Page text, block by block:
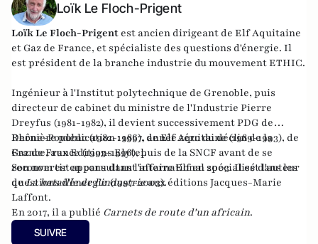
Loïk Le Floch-Prigent
Loïk Le Floch-Prigent est ancien dirigeant de Elf Aquitaine
et Gaz de France, et spécialiste des questions d'énergie. Il
est président de la branche industrie du mouvement ETHIC.
Ingénieur à l'Institut polytechnique de Grenoble, puis
directeur de cabinet du ministre de l'Industrie Pierre
Dreyfus (1981-1982), il devient successivement PDG de
Rhône-Poulenc (1982-1986), de Elf Aquitaine (1989-1993), de
Gaz de France (1993-1996), puis de la SNCF avant de se
reconvertir en consultant international spécialisé dans les
questions d'énergie (1997-2003).
Dernière publication :1997, année zéro du déclin de la
France, aux Editions Elytel.
Son nom est apparu dans l'affaire Elf en 2003. Il est l'auteur
deLa bataille de l'industrieaux éditions Jacques-Marie
Laffont.
En 2017, il a publié Carnets de route d'un africain.
SUIVRE